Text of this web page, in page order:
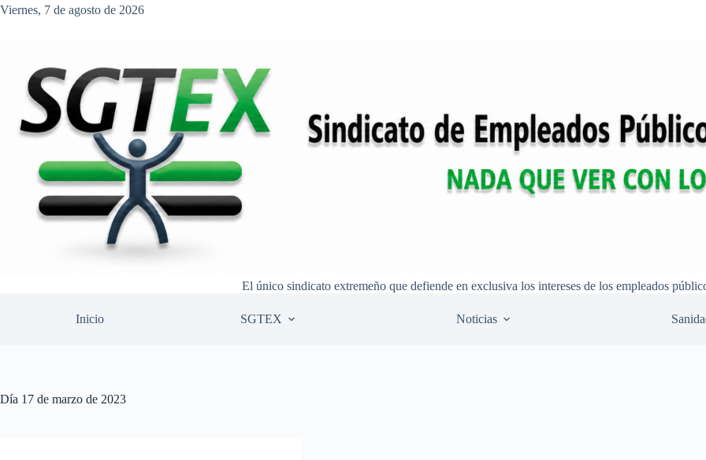
Saltar
Viernes, 7 de agosto de 2026
El único sindicato extremeño que defiende en exclusiva los intereses de los empleados
Inicio SGTEX Noticias
Día 17 de marzo de 2023